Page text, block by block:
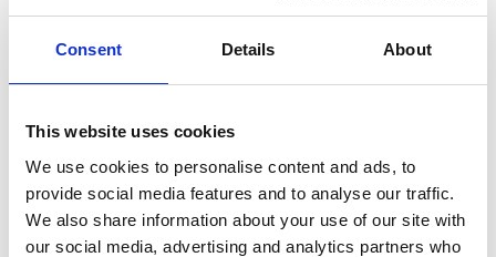
Consent Details About
This website uses cookies
We use cookies to personalise content and ads, to
provide social media features and to analyse our traffic.
We also share information about your use of our site with
our social media, advertising and analytics partners who
lähes 700 ammattilaista Euroopassa sekä Pohjois-
ja Etelä-Amerikassa. Suomisen osake noteerataan
Nasdaq Helsinki
Keskeiset tiedotusvälineet
www.suominen.fi
Liitteet